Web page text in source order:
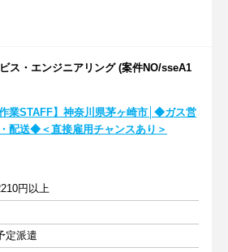
ス・エンジニアリング (案件NO/sseA1
作業STAFF】神奈川県茅ヶ崎市│◆ガス営
配送◆＜直接雇用チャンスあり＞
円以上
定派遣